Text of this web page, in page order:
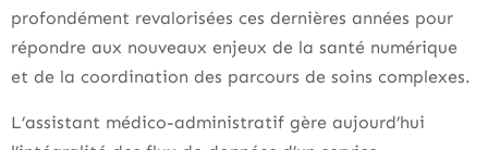
profondément revalorisées ces dernières années pour
répondre aux nouveaux enjeux de la santé numérique
et de la coordination des parcours de soins complexes.
L’assistant médico-administratif gère aujourd’hui